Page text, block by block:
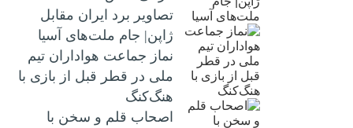
تصاویر برد ایران مقابل
ژاپن| جام ملت‌های آسیا
نماز جماعت هواداران تیم
ملی در قطر قبل از بازی با
هنگ‌کنگ
اصحاب قلم و سخن با